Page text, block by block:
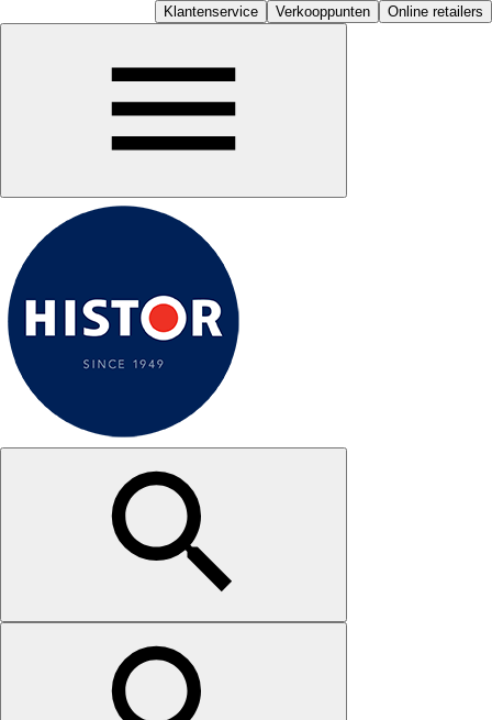
Klantenservice Verkooppunten Online retailers